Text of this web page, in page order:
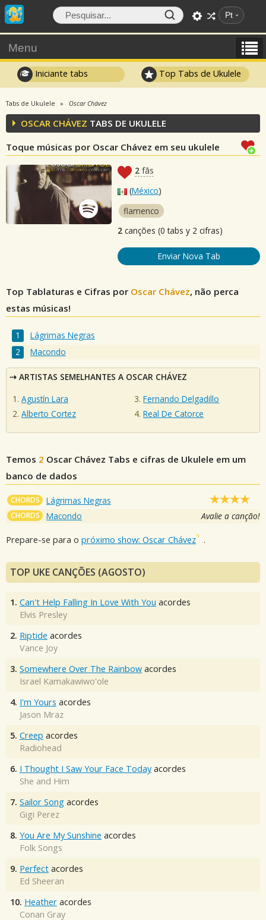
Pt
Menu
Iniciante tabs Top Tabs de Ukulele
Tabs de Ukulele Oscar Chávez
OSCAR CHÁVEZ TABS DE UKULELE
Toque músicas por Oscar Chávez em seu ukulele
2 fãs
(México)
flamenco
2 canções (0 tabs y 2 cifras)
Enviar Nova Tab
Top Tablaturas e Cifras por Oscar Chávez, não perca
estas músicas!
Lágrimas Negras
Macondo
ARTISTAS SEMELHANTES A OSCAR CHÁVEZ
Agustín Lara
Alberto Cortez
Fernando Delgadillo
Real De Catorce
Temos 2 Oscar Chávez Tabs e cifras de Ukulele em um
banco de dados
CHORDS Lágrimas Negras
CHORDS Macondo Avalie a canção!
Prepare-se para o próximo show: Oscar Chávez .
TOP UKE CANÇÕES (AGOSTO)
1. Can't Help Falling In Love With You acordes
Elvis Presley
2. Riptide acordes
Vance Joy
3. Somewhere Over The Rainbow acordes
Israel Kamakawiwo'ole
4. I'm Yours acordes
Jason Mraz
5. Creep acordes
Radiohead
6. I Thought I Saw Your Face Today acordes
She and Him
7. Sailor Song acordes
Gigi Perez
8. You Are My Sunshine acordes
Folk Songs
9. Perfect acordes
Ed Sheeran
10. Heather acordes
Conan Gray